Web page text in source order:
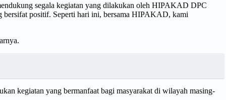
segala kegiatan yang dilakukan oleh HIPAKAD DPC
bersifat positif. Seperti hari ini, bersama HIPAKAD, kami
kegiatan yang bermanfaat bagi masyarakat di wilayah masing-